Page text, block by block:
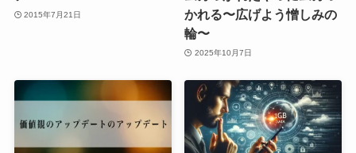
2015年7月21日
かれる〜広げよう憎しみの
輪〜
2025年10月7日